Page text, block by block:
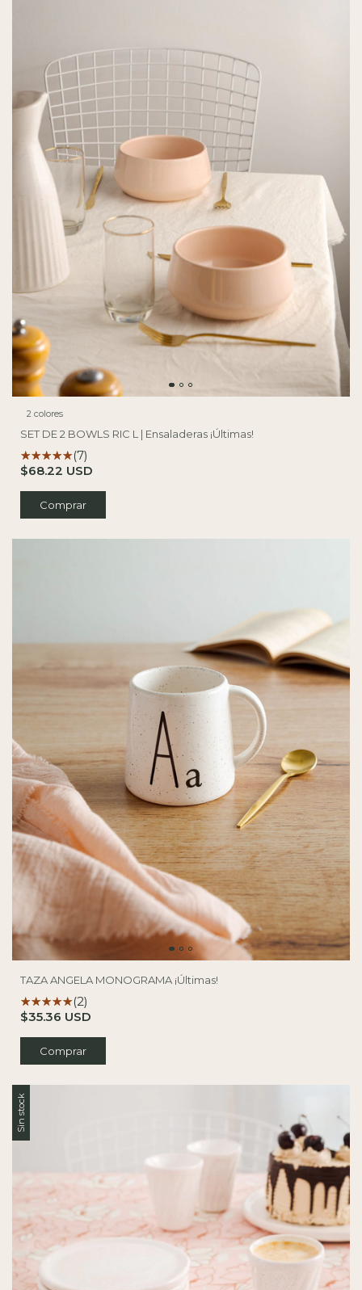
2 colores
SET DE 2 BOWLS RIC L | Ensaladeras ¡Últimas!
(7)
$68.22 USD
Comprar
TAZA ANGELA MONOGRAMA ¡Últimas!
(2)
$35.36 USD
Comprar
Sin stock